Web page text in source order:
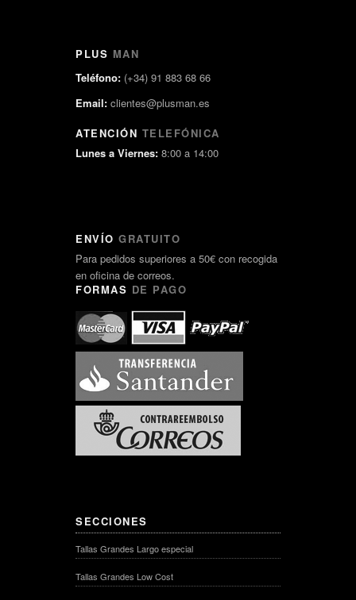
PLUS MAN
Teléfono: (+34) 91 883 68 66
Email: clientes@plusman.es
ATENCIÓN TELEFÓNICA
Lunes a Viernes: 8:00 a 14:00
ENVÍO GRATUITO
Para pedidos superiores a 50€ con recogida
en oficina de correos.
FORMAS DE PAGO
SECCIONES
Tallas Grandes Largo especial
Tallas Grandes Low Cost